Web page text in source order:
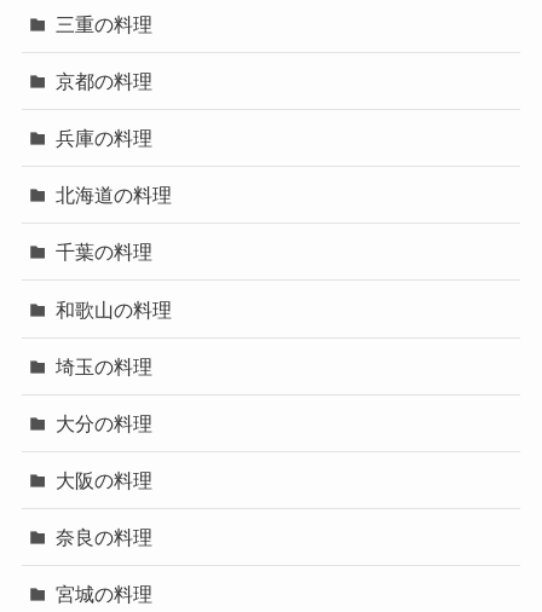
三重の料理
京都の料理
兵庫の料理
北海道の料理
千葉の料理
和歌山の料理
埼玉の料理
大分の料理
大阪の料理
奈良の料理
宮城の料理